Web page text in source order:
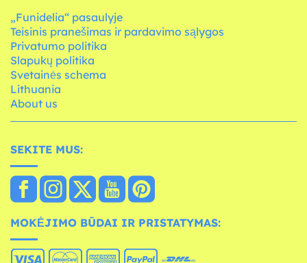
„Funidelia“ pasaulyje
Teisinis pranešimas ir pardavimo sąlygos
Privatumo politika
Slapukų politika
Svetainės schema
Lithuania
About us
SEKITE MUS:
MOKĖJIMO BŪDAI IR PRISTATYMAS: